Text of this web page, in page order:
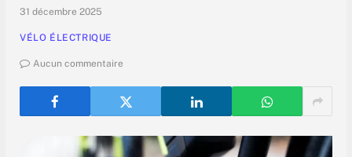
31 décembre 2025
VÉLO ÉLECTRIQUE
Aucun commentaire